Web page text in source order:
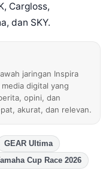
Cargloss,
dan SKY.
jaringan Inspira
digital yang
opini, dan
akurat, dan relevan.
GEAR Ultima
Cup Race 2026